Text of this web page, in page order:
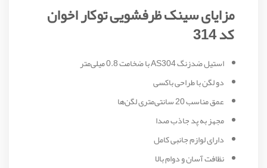
مزایای سینک ظرفشویی توکار اخوان
کد 314
استیل ضدزنگ AS304 با ضخامت 0.8 میلی‌متر
دو لگن با طراحی باکسی
عمق مناسب 20 سانتی‌متری لگن‌ها
مجهز به پد جاذب صدا
دارای لوازم جانبی کامل
نظافت آسان و دوام بالا